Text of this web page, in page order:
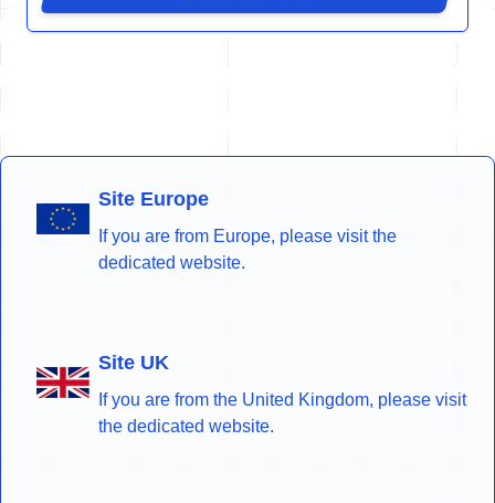
Site Europe
If you are from Europe, please visit the
dedicated website.
Site UK
If you are from the United Kingdom, please visit
the dedicated website.